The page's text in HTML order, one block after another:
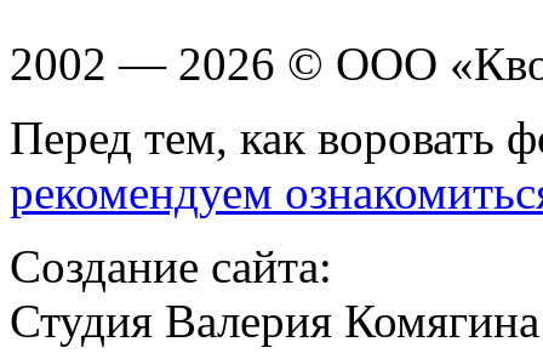
2002 — 2026 © ООО
Перед тем, как воровать
рекомендуем
Создание сайта:
Студия Валерия Комягина